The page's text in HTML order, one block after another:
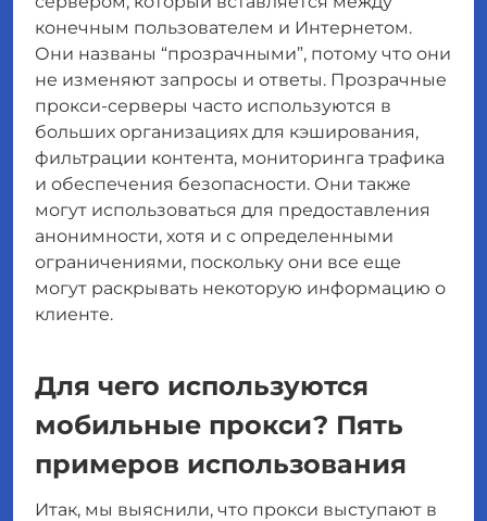
конечным пользователем и Интернетом.
Они названы “прозрачными”, потому что они
не изменяют запросы и ответы. Прозрачные
прокси-серверы часто используются в
больших организациях для кэширования,
фильтрации контента, мониторинга трафика
и обеспечения безопасности. Они также
могут использоваться для предоставления
анонимности, хотя и с определенными
ограничениями, поскольку они все еще
могут раскрывать некоторую информацию о
клиенте.
Для чего используются
мобильные прокси? Пять
примеров использования
Итак, мы выяснили, что прокси выступают в